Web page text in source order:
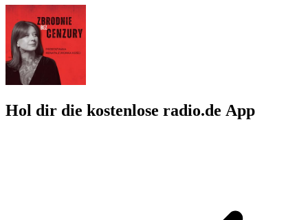
Hol dir die kostenlose radio.de App